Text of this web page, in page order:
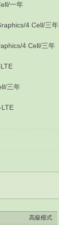
一年
4 Cell/三年
4 Cell/三年
三年
高級模式